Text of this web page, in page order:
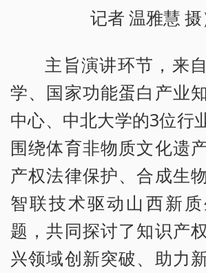
记者 温雅慧 摄
主旨演讲环节，来
学、国家功能蛋白产业
中心、中北大学的3位行
围绕体育非物质文化遗
产权法律保护、合成生
智联技术驱动山西新
题，共同探讨了知识产
兴领域创新突破、助力